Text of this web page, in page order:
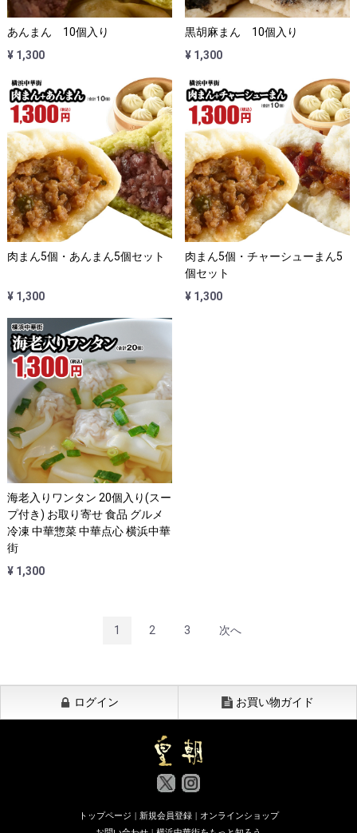
あんまん 10個入り
¥ 1,300
黒胡麻まん 10個入り
¥ 1,300
肉まん5個・あんまん5個セット
¥ 1,300
肉まん5個・チャーシューまん5
個セット
¥ 1,300
海老入りワンタン 20個入り(スー
プ付き) お取り寄せ 食品 グルメ
冷凍 中華惣菜 中華点心 横浜中華
街
¥ 1,300
1 2 3 次へ
ログイン お買い物ガイド
トップページ | 新規会員登録 | オンラインショップ